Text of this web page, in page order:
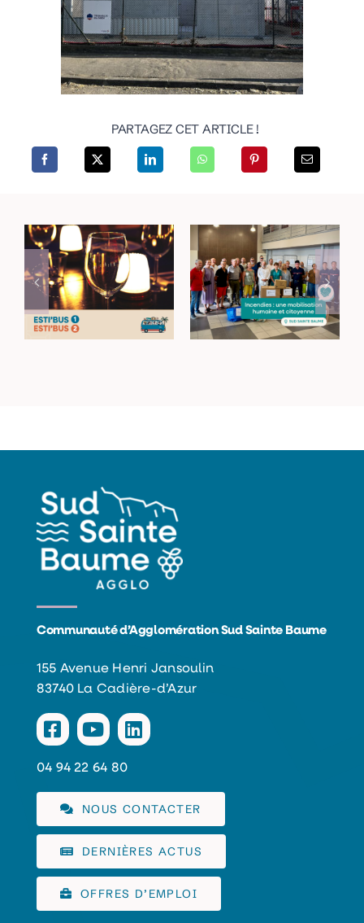
PARTAGEZ CET ARTICLE !
Rejoignez vos lieux
de sortie avec les
navettes Esti’Bus
Incendies dans le
Haut-Var : une
mobilisation
humaine et
citoyenne
Communauté d’Agglomération Sud Sainte Baume
155 Avenue Henri Jansoulin
83740 La Cadière-d’Azur
04 94 22 64 80
NOUS CONTACTER
DERNIÈRES ACTUS
OFFRES D’EMPLOI